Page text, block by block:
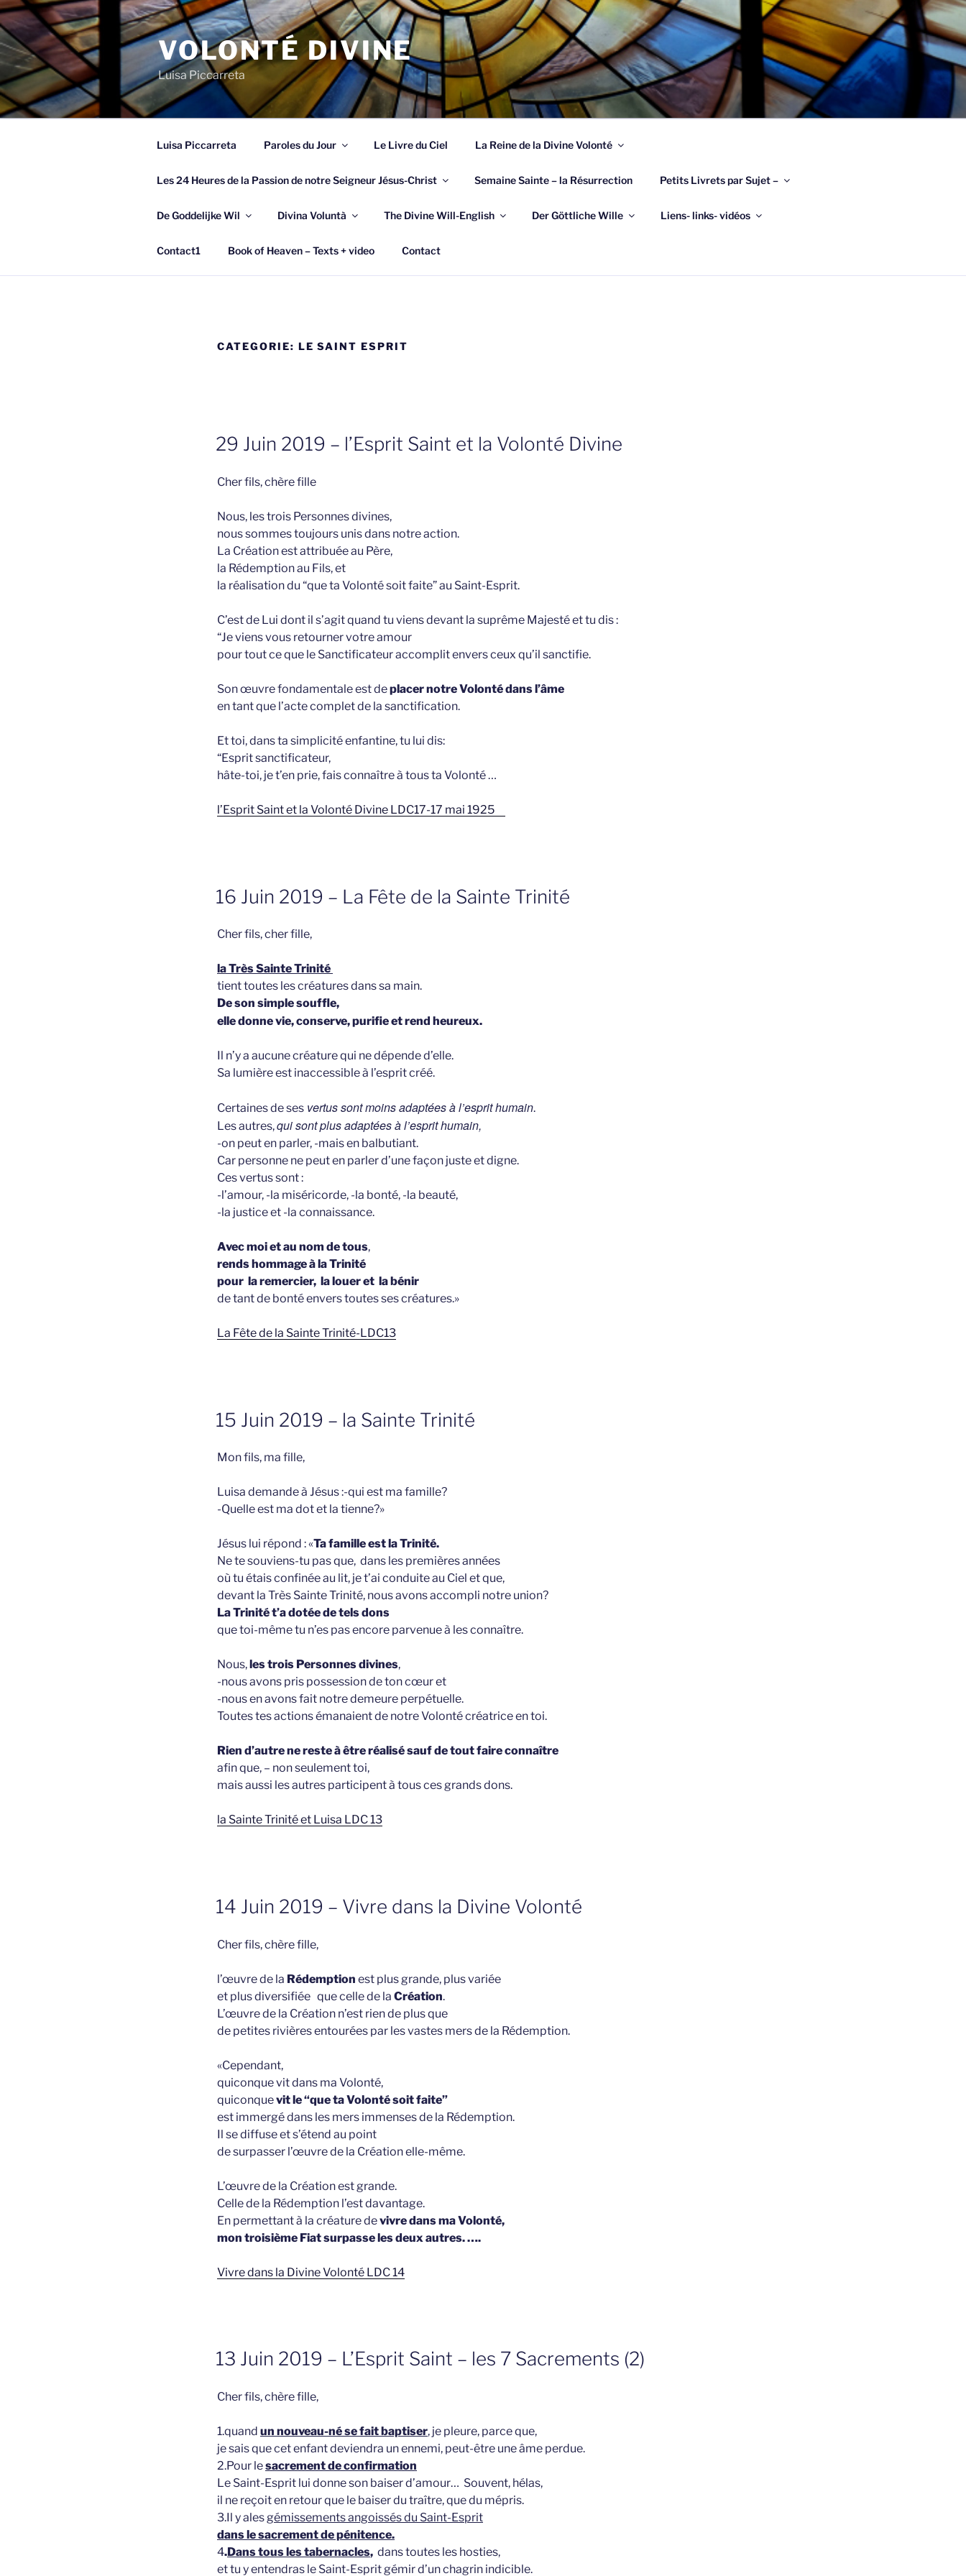
Spring
naar
de
inhoud
VOLONTÉ DIVINE
Luisa Piccarreta
Luisa Piccarreta Paroles du Jour Le Livre du Ciel La Reine de la Divine Volonté
Les 24 Heures de la Passion de notre Seigneur Jésus-Christ Semaine Sainte – la Résurrection Petits Livrets par Sujet –
De Goddelijke Wil Divina Voluntà The Divine Will-English Der Göttliche Wille Liens- links- vidéos
Contact1 Book of Heaven – Texts + video Contact
CATEGORIE: LE SAINT ESPRIT
GEPLAATST
OP
29 Juin 2019 – l’Esprit Saint et la Volonté Divine
Cher fils, chère fille
Nous, les trois Personnes divines,
nous sommes toujours unis dans notre action.
La Création est attribuée au Père,
la Rédemption au Fils, et
la réalisation du “que ta Volonté soit faite” au Saint-Esprit.
C’est de Lui dont il s’agit quand tu viens devant la suprême Majesté et tu dis :
“Je viens vous retourner votre amour
pour tout ce que le Sanctificateur accomplit envers ceux qu’il sanctifie.
Son œuvre fondamentale est deplacer notre Volonté dans l’âme
en tant que l’acte complet de la sanctification.
Et toi, dans ta simplicité enfantine, tu lui dis:
“Esprit sanctificateur,
hâte-toi, je t’en prie, fais connaître à tous ta Volonté …
l’Esprit Saint et la Volonté Divine LDC17-17 mai 1925
OP
16 Juin 2019 – La Fête de la Sainte Trinité
Cher fils, cher fille,
la Très Sainte Trinité
tient toutes les créatures dans sa main.
De son simple souffle,
elle donne vie, conserve, purifie et rend heureux.
Il n’y a aucune créature qui ne dépende d’elle.
Sa lumière est inaccessible à l’esprit créé.
Certaines de ses vertus sont moins adaptées à l’esprit humain.
Les autres,qui sont plus adaptées à l’esprit humain,
-on peut en parler, -mais en balbutiant.
Car personne ne peut en parler d’une façon juste et digne.
Ces vertus sont :
-l’amour, -la miséricorde, -la bonté, -la beauté,
-la justice et -la connaissance.
Avec moi et au nom de tous,
rends hommage à la Trinité
pour la remercier, la louer et la bénir
de tant de bonté envers toutes ses créatures.»
La Fête de la Sainte Trinité-LDC13
GEPLAATST
OP
15 Juin 2019 – la Sainte Trinité
Mon fils, ma fille,
Luisa demande à Jésus :-qui est ma famille?
-Quelle est ma dot et la tienne?»
Jésus lui répond : «Ta famille est la Trinité.
Ne te souviens-tu pas que, dans les premières années
où tu étais confinée au lit, je t’ai conduite au Ciel et que,
devant la Très Sainte Trinité, nous avons accompli notre union?
La Trinité t’a dotée de tels dons
que toi-même tu n’es pas encore parvenue à les connaître.
Nous,les trois Personnes divines,
-nous avons pris possession de ton cœur et
-nous en avons fait notre demeure perpétuelle.
Toutes tes actions émanaient de notre Volonté créatrice en toi.
Rien d’autre ne reste à être réalisé sauf de tout faire connaître
afin que, – non seulement toi,
mais aussi les autres participent à tous ces grands dons.
la Sainte Trinité et Luisa LDC 13
GEPLAATST
OP
14 Juin 2019 – Vivre dans la Divine Volonté
Cher fils, chère fille,
l’œuvre de la Rédemption est plus grande, plus variée
et plus diversifiée que celle de la Création.
L’œuvre de la Création n’est rien de plus que
de petites rivières entourées par les vastes mers de la Rédemption.
«Cependant,
quiconque vit dans ma Volonté,
quiconquevit le “que ta Volonté soit faite”
est immergé dans les mers immenses de la Rédemption.
Il se diffuse et s’étend au point
de surpasser l’œuvre de la Création elle-même.
L’œuvre de la Création est grande.
Celle de la Rédemption l’est davantage.
En permettant à la créature devivre dans ma Volonté,
mon troisième Fiat surpasse les deux autres. ….
Vivre dans la Divine Volonté LDC 14
GEPLAATST
OP
13 Juin 2019 – L’Esprit Saint – les 7 Sacrements (2)
Cher fils, chère fille,
1.quand un nouveau-né se fait baptiser, je pleure, parce que,
je sais que cet enfant deviendra un ennemi, peut-être une âme perdue.
2.Pour lesacrement de confirmation
Le Saint-Esprit lui donne son baiser d’amour… Souvent, hélas,
il ne reçoit en retour que le baiser du traître, que du mépris.
3.Il y ales gémissements angoissés du Saint-Esprit
dans le sacrement de pénitence.
4.Dans tous les tabernacles, dans toutes les hosties,
et tu y entendras le Saint-Esprit gémir d’un chagrin indicible.